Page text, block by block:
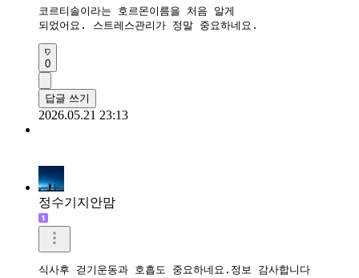
코르티솔이라는 호르몬이름을 처음 알게
되었어요. 스트레스관리가 정말 중요하네요.
0
답글 쓰기
2026.05.21 23:13
정수기지안맘
식사후 걷기운동과 호흡도 중요하네요.정보 감사합니다